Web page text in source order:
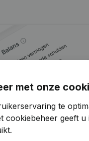
met onze
te
cookiebeheer geeft u